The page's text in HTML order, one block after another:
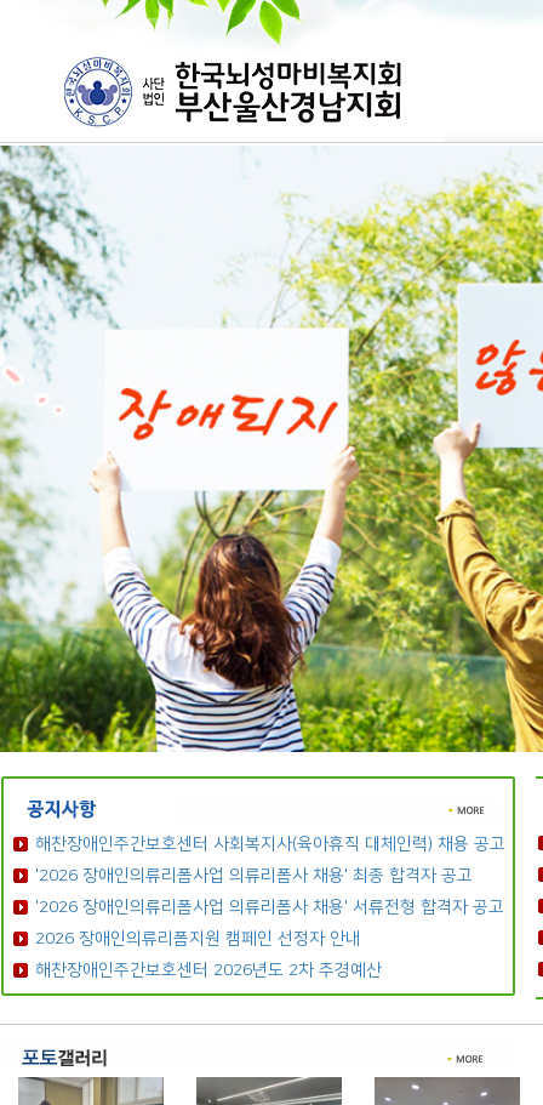
해찬장애인주간보호센터 사회복지사(육아휴직 대체인력) 채용 공고
'2026 장애인의류리폼사업 의류리폼사 채용' 최종 합격자 공고
'2026 장애인의류리폼사업 의류리폼사 채용' 서류전형 합격자 공고
2026 장애인의류리폼지원 캠페인 선정자 안내
해찬장애인주간보호센터 2026년도 2차 추경예산